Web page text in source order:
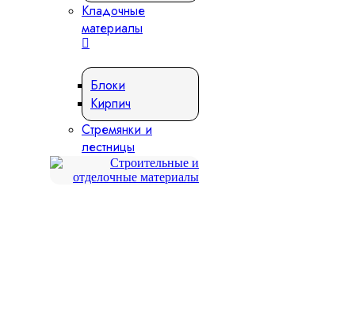
Кладочные
материалы
Блоки
Кирпич
Стремянки и
лестницы